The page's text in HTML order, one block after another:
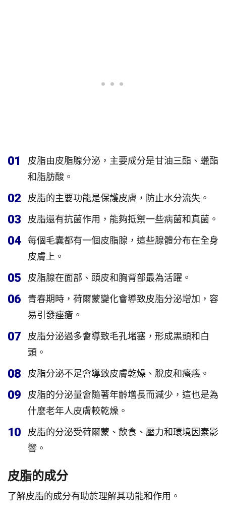
01
皮脂由皮脂腺分泌，主要成分是甘油三酯、蠟酯
和脂肪酸。
02 皮脂的主要功能是保護皮膚，防止水分流失。
03 皮脂還有抗菌作用，能夠抵禦一些病菌和真菌。
04
每個毛囊都有一個皮脂腺，這些腺體分布在全身
皮膚上。
05 皮脂腺在面部、頭皮和胸背部最為活躍。
06
青春期時，荷爾蒙變化會導致皮脂分泌增加，容
易引發痤瘡。
07
皮脂分泌過多會導致毛孔堵塞，形成黑頭和白
頭。
08 皮脂分泌不足會導致皮膚乾燥、脫皮和瘙癢。
09
皮脂的分泌量會隨著年齡增長而減少，這也是為
什麼老年人皮膚較乾燥。
10
皮脂的分泌受荷爾蒙、飲食、壓力和環境因素影
響。
皮脂的成分
了解皮脂的成分有助於理解其功能和作用。